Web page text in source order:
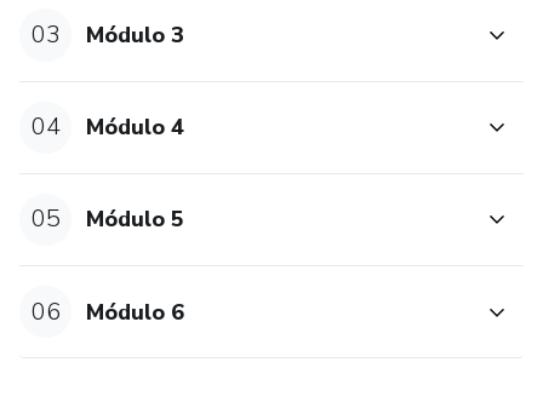
03 Módulo 3
04 Módulo 4
05 Módulo 5
06 Módulo 6